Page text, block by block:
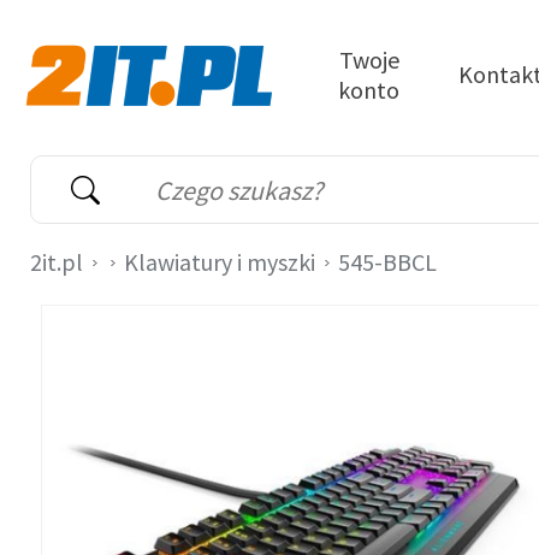
Wyszukiwarka
Słowo kluczowe
Twoje
konto
2it.pl Klawiatury i myszki 545-BBCL